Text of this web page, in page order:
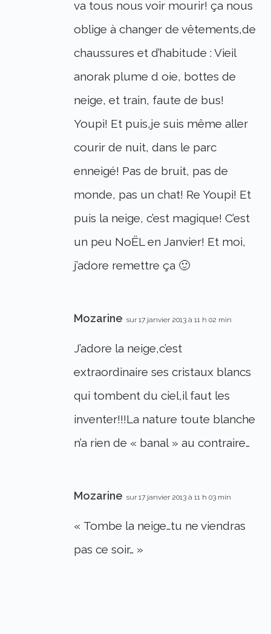
va tous nous voir mourir! ça nous
oblige à changer de vêtements,de
chaussures et d’habitude : Vieil
anorak plume d oie, bottes de
neige, et train, faute de bus!
Youpi! Et puis,je suis même aller
courir de nuit, dans le parc
enneigé! Pas de bruit, pas de
monde, pas un chat! Re Youpi! Et
puis la neige, c’est magique! C’est
un peu NoËL en Janvier! Et moi,
j’adore remettre ça 🙂
Mozarine sur 17 janvier 2013 à 11 h 02 min
J’adore la neige,c’est
extraordinaire ses cristaux blancs
qui tombent du ciel,il faut les
inventer!!!La nature toute blanche
n’a rien de « banal » au contraire…
Mozarine sur 17 janvier 2013 à 11 h 03 min
« Tombe la neige…tu ne viendras
pas ce soir… »